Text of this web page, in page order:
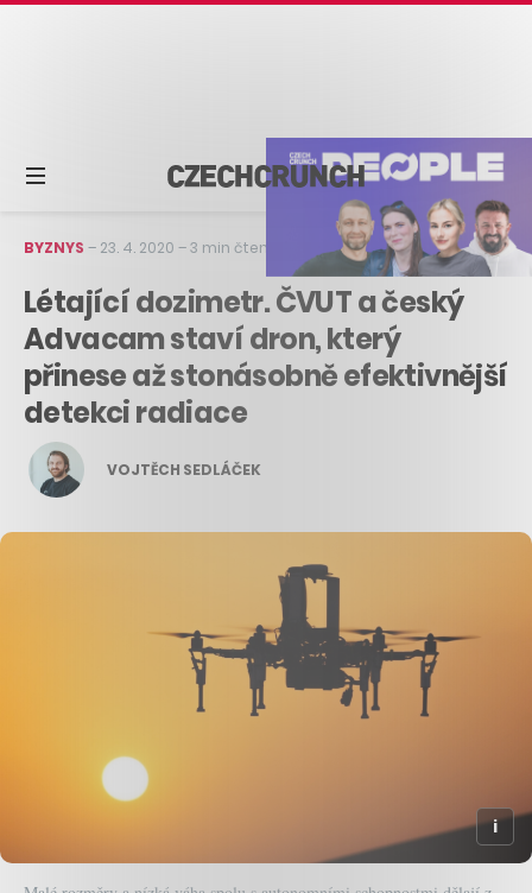
BYZNYS – 23. 4. 2020 –3 min čtení
Létající dozimetr. ČVUT a český
Advacam staví dron, který
přinese až stonásobně efektivnější
detekci radiace
VOJTĚCH SEDLÁČEK